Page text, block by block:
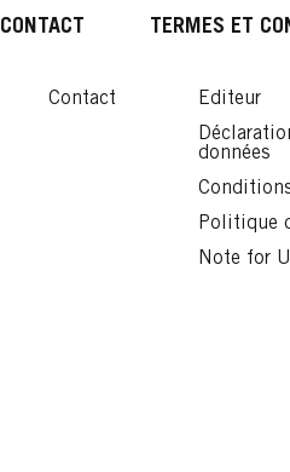
CONTACT
Contact
TERMES ET
Editeur
données
Politique
Note for